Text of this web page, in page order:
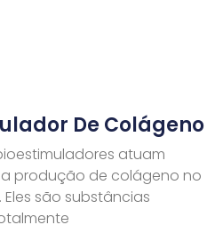
De Colágeno
atuam
produção de colágeno no
são substâncias